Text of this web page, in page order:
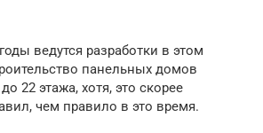
ведутся разработки в этом
панельных домов
22 этажа, хотя, это скорее
чем правило в это время.